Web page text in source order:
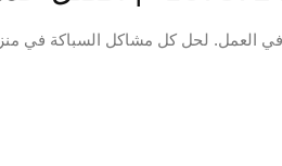
كل مشاكل السباكة في منزلك. اتصل الآن على